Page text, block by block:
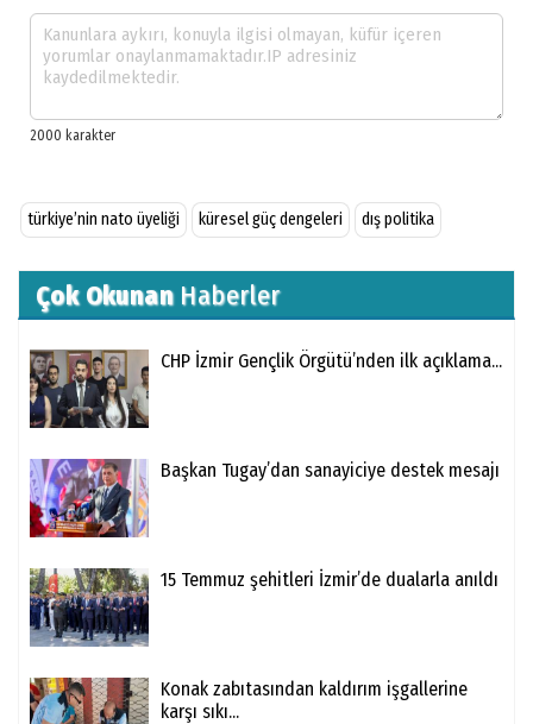
türkiye’nin nato üyeliği küresel güç dengeleri dış politika
Çok OkunanHaberler
CHP İzmir Gençlik Örgütü’nden ilk açıklama...
Başkan Tugay’dan sanayiciye destek mesajı
15 Temmuz şehitleri İzmir’de dualarla anıldı
Konak zabıtasından kaldırım işgallerine
karşı sıkı...